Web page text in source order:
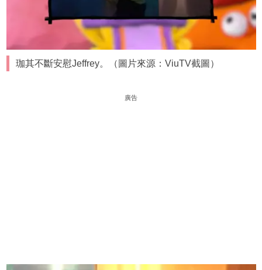
珈其不斷安慰Jeffrey。（圖片來源：ViuTV截圖）
廣告